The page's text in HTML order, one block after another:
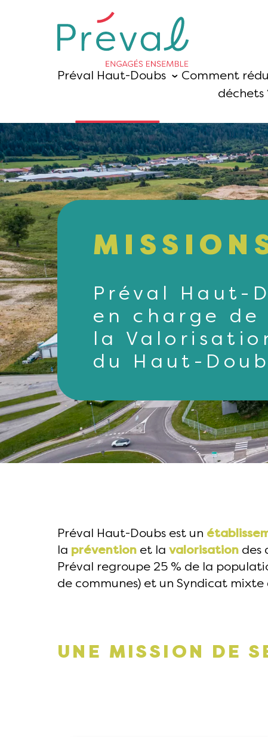
Préval Haut-Doubs
Comment
déchets
Préval Haut-
en charge
la
du Haut-
Préval Haut-Doubs est un
la prévention et la valorisation des
Préval regroupe 25 % de la
de communes) et un Syndicat
UNE MISSION DE